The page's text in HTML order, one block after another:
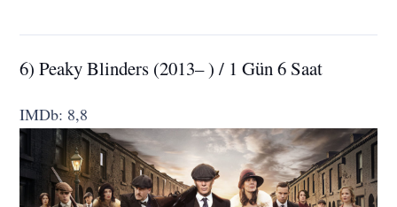
6) Peaky Blinders (2013– ) / 1 Gün 6 Saat
IMDb: 8,8